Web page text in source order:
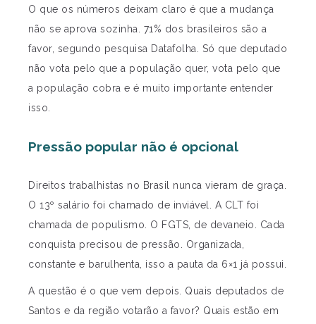
O que os números deixam claro é que a mudança
não se aprova sozinha. 71% dos brasileiros são a
favor, segundo pesquisa Datafolha. Só que deputado
não vota pelo que a população quer, vota pelo que
a população cobra e é muito importante entender
isso.
Pressão popular não é opcional
Direitos trabalhistas no Brasil nunca vieram de graça.
O 13º salário foi chamado de inviável. A CLT foi
chamada de populismo. O FGTS, de devaneio. Cada
conquista precisou de pressão. Organizada,
constante e barulhenta, isso a pauta da 6×1 já possui.
A questão é o que vem depois. Quais deputados de
Santos e da região votarão a favor? Quais estão em